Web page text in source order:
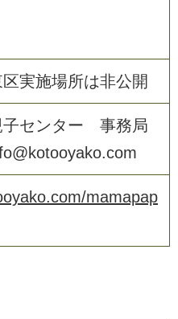
実施場所は非公開
子センター 事務局
mamapap